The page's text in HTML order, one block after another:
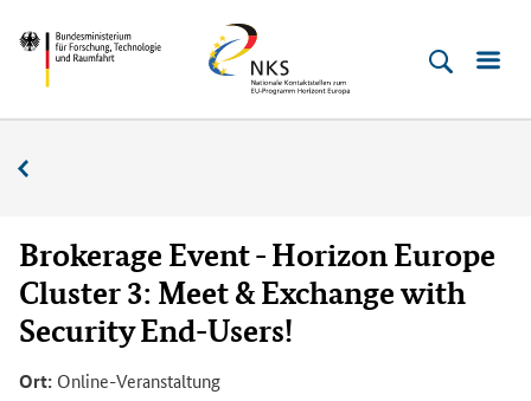
zum
Inhalt
(Eingabetaste)
zum
Hauptmenu
(Eingabetaste)
zur
Suche
(Eingabetaste)
zur
Fußleiste
(Enter)
Bundesministerium
Technologie
Raumfahrt
Horizont
Europa
Brokerage Event - Horizon Europe
Cluster 3: Meet & Exchange with
Security End-Users!
Ort: Online-Veranstaltung